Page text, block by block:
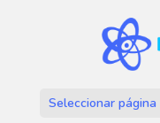
Seleccionar página